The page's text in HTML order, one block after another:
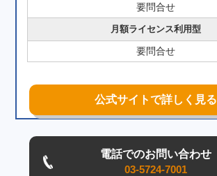
要問合せ
月額ライセンス利用型
要問合せ
公式サイトで詳しく見る
電話でのお問い合わせ
03-5724-7001